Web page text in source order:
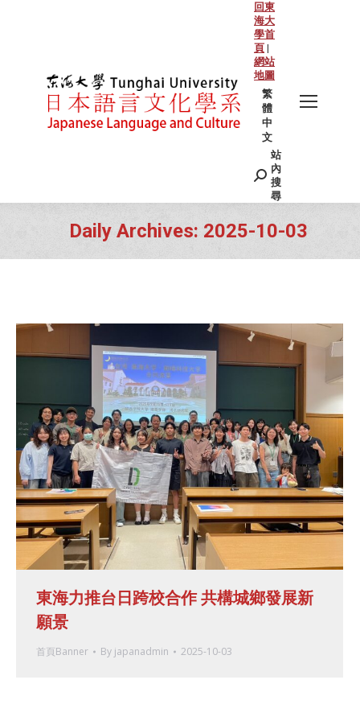
回東
海大
學首
頁 |
網站
地圖
繁
體
中
文
Search:
站
內
搜
尋
Daily Archives: 2025-10-03
You are here:
東海力推台日跨校合作 共構城鄉發展新
願景
首頁Banner By japanadmin 2025-10-03